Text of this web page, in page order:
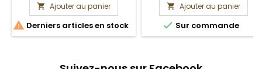
 Ajouter au panier
 Derniers articles en stock
 Ajouter au panier
 Sur commande